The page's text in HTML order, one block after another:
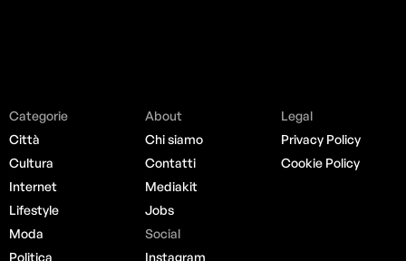
Categorie
Città
Cultura
Internet
Lifestyle
Moda
Politica
About
Chi siamo
Contatti
Mediakit
Jobs
Social
Instagram
Legal
Privacy Policy
Cookie Policy